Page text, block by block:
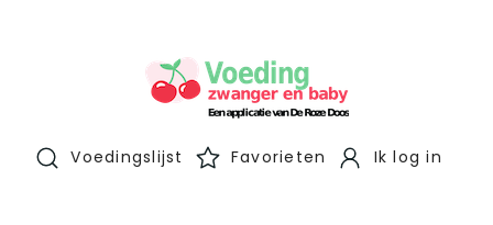
Voedingslijst Favorieten Ik log in